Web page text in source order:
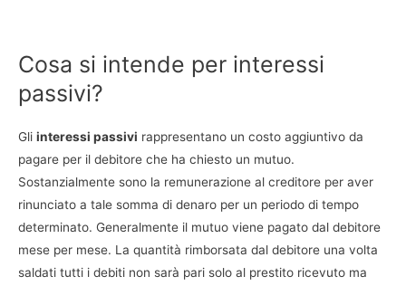
Cosa si intende per interessi
passivi?
Gli interessi passivi rappresentano un costo aggiuntivo da
pagare per il debitore che ha chiesto un mutuo.
Sostanzialmente sono la remunerazione al creditore per aver
rinunciato a tale somma di denaro per un periodo di tempo
determinato. Generalmente il mutuo viene pagato dal debitore
mese per mese. La quantità rimborsata dal debitore una volta
saldati tutti i debiti non sarà pari solo al prestito ricevuto ma